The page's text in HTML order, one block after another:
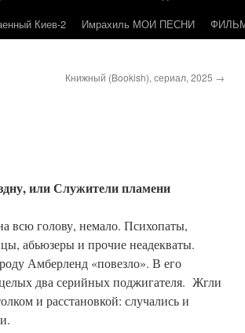
Киев-2 Имрахиль МОИ ПЕСНИ
Книжный (Bookish), сериал, 2025 →
или Служители пламени
всю голову, немало. Психопаты,
абьюзеры и прочие неадекваты.
Амберленд «повезло». В его
целых два серийных поджигателя. Жгли
и расстановкой: случались и